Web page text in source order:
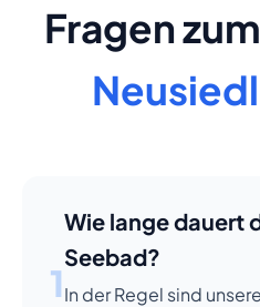
Fragen
1
Wie lange dauert
Seebad?
In der Regel sind